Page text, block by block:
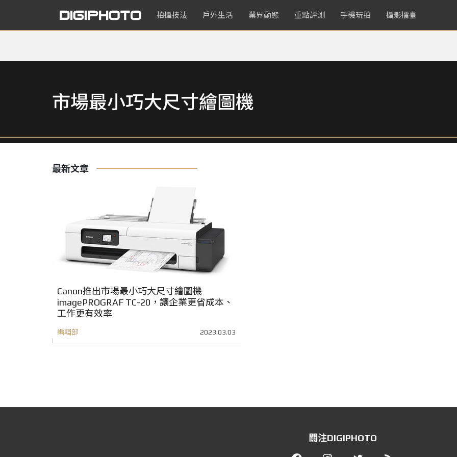
拍攝技法 戶外生活 業界動態 重點評測 手機玩拍 攝影擂臺
市場最小巧大尺寸繪圖機
最新文章
Canon推出市場最小巧大尺寸繪圖機
imagePROGRAF TC-20，讓企業更省成本、
工作更有效率
編輯部 2023.03.03
關注DIGIPHOTO